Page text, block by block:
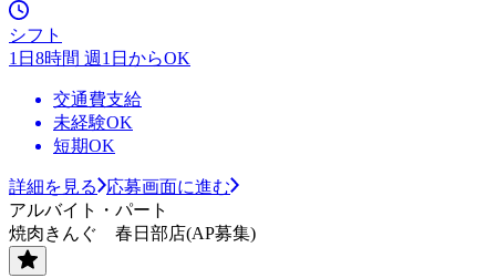
シフト
1日8時間 週1日からOK
交通費支給
未経験OK
短期OK
詳細を見る
応募画面に進む
アルバイト・パート
焼肉きんぐ 春日部店(AP募集)